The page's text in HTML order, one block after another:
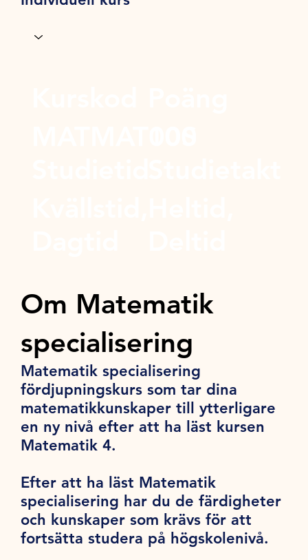
Om Matematik
specialisering
Matematik specialisering
fördjupningskurs som tar dina
matematikkunskaper till ytterligare
en ny nivå efter att ha läst kursen
Matematik 4.
Efter att ha läst Matematik
specialisering har du de färdigheter
och kunskaper som krävs för att
fortsätta studera på högskolenivå.